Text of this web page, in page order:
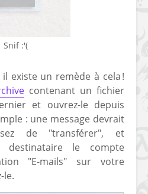
Snif :'(
existe un remède à cela !
contenant un fichier
et ouvrez-le depuis
: une message devrait
de "transférer", et
destinataire le compte
"E-mails" sur votre
le.
de
nouveau
une
3000 est
[Switch]
SX Lite
[Switch]